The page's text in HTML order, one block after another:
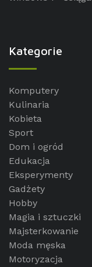
Kategorie
Komputery
Kulinaria
Kobieta
Sport
Dom i ogród
Edukacja
Eksperymenty
Gadżety
Hobby
Magia i sztuczki
Majsterkowanie
Moda męska
Motoryzacja